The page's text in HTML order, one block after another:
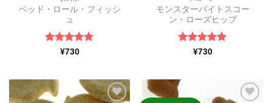
ベッド・ロール・フィッシ
ュ
5段階中5
¥730
モンスターバイトスコー
ン・ローズヒップ
5段階中5
¥730